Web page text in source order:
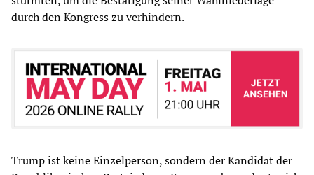
durch den Kongress zu verhindern.
Trump ist keine Einzelperson, sondern der Kandidat der